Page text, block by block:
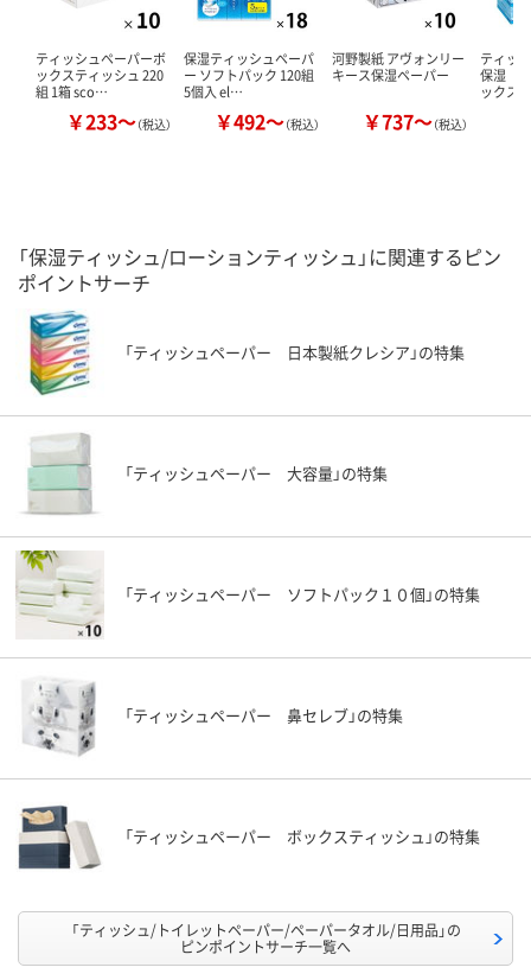
ティッシュペーパーボ
ックスティッシュ 220
組 1箱 sco…
￥233～（税込）
保湿ティッシュペーパ
ー ソフトパック 120組
5個入 el…
￥492～（税込）
河野製紙 アヴォンリー
キース保湿ペーパー
￥737～（税込）
ティッ
保湿
ックス
「保湿ティッシュ/ローションティッシュ」に関連するピン
ポイントサーチ
「ティッシュペーパー 日本製紙クレシア」の特集
「ティッシュペーパー 大容量」の特集
「ティッシュペーパー ソフトパック１０個」の特集
「ティッシュペーパー 鼻セレブ」の特集
「ティッシュペーパー ボックスティッシュ」の特集
「ティッシュ/トイレットペーパー/ペーパータオル/日用品」の
ピンポイントサーチ一覧へ